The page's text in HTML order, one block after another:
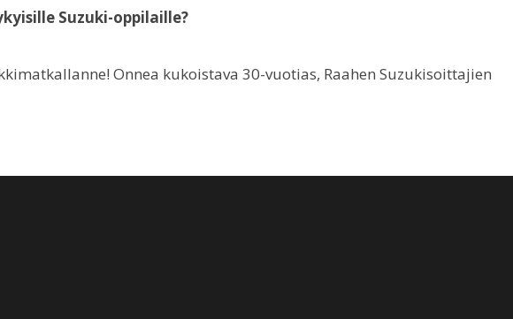
Suzuki-oppilaille?
Onnea kukoistava 30-vuotias, Raahen Suzukisoittajien